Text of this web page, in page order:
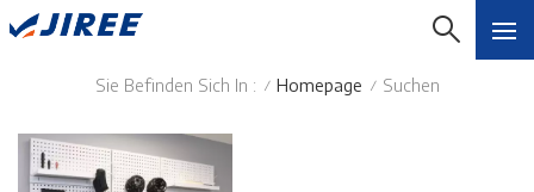
Sie Befinden Sich In : / Homepage / Suchen